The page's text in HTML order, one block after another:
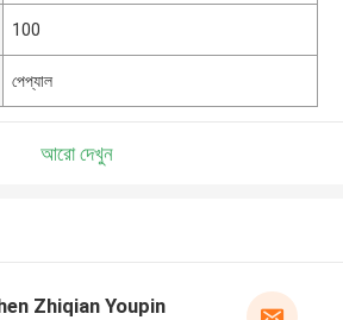
100
পেপ্যাল
আরো দেখুন
Zhiqian Youpin